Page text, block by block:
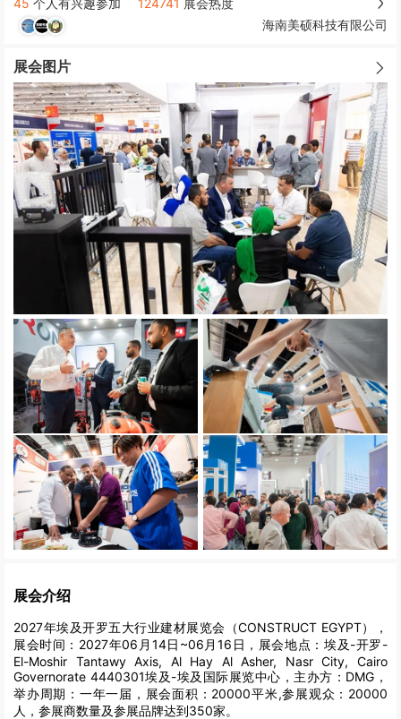
海南美硕科技有限公司
展会图片
展会介绍
2027年埃及开罗五大行业建材展览会（CONSTRUCT EGYPT），
展会时间：2027年06月14日~06月16日，展会地点：埃及-开罗-
El-Moshir Tantawy Axis, Al Hay Al Asher, Nasr City, Cairo
Governorate 4440301埃及-埃及国际展览中心，主办方：DMG，
举办周期：一年一届，展会面积：20000平米,参展观众：20000
人，参展商数量及参展品牌达到350家。